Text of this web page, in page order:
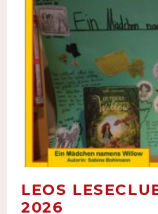
LEOS
2026